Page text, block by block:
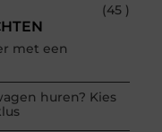
(45 )
met een
huren? Kies